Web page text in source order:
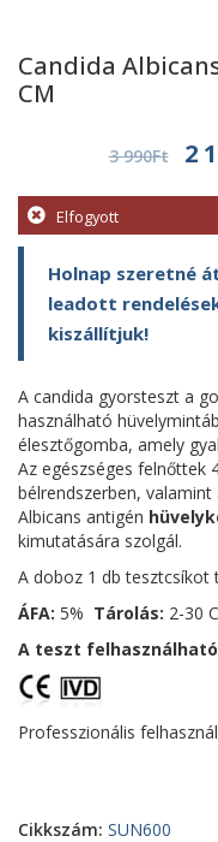
Candida
CM
3 990Ft 2
Elfogyott
Holnap szeretné
leadott
kiszállítjuk!
A candida gyorsteszt a
használható
élesztőgomba, amely
Az egészséges felnőttek
bélrendszerben,
Albicans antigén
kimutatására szolgál.
A doboz 1 db tesztcsíkot
ÁFA: 5% Tárolás: 2-30
A teszt
Professzionális
Cikkszám: SUN600